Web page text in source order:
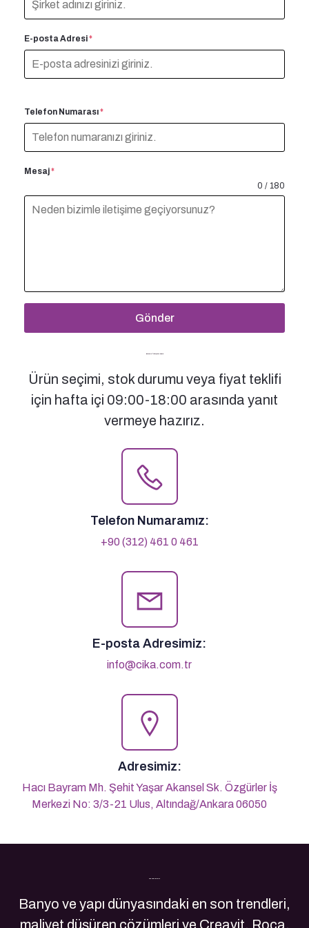
E-posta Adresi*
Telefon Numarası*
Mesaj*
0 / 180
Gönder
Bizimle İletişime Geçin
Ürün seçimi, stok durumu veya fiyat teklifi
için hafta içi 09:00-18:00 arasında yanıt
vermeye hazırız.
Telefon Numaramız:
+90 (312) 461 0 461
E-posta Adresimiz:
info@cika.com.tr
Adresimiz:
Hacı Bayram Mh. Şehit Yaşar Akansel Sk. Özgürler İş
Merkezi No: 3/3-21 Ulus, Altındağ/Ankara 06050
Son Yazılarımız
Banyo ve yapı dünyasındaki en son trendleri,
maliyet düşüren çözümleri ve Creavit, Roca,